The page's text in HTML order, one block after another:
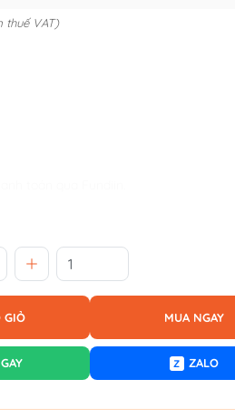
VAT)
GIỎ MUA NGAY
Z ZALO